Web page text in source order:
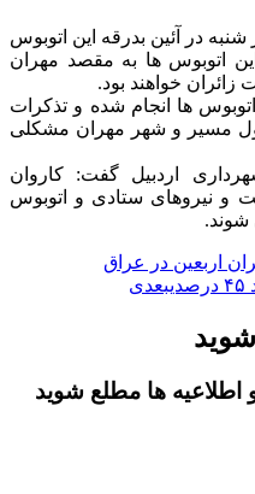
در آئین بدرقه این اتوبوس
این اتوبوس ها به مقصد مهران
ها انجام شده و تذکرات
مسیر و شهر مهران مشکلی
اردبیل گفت: کاروان
واحد گشت و نیروهای ستادی و اتوبوس
اربعین در عراق
بعدی
اطلاعیه ها مطلع شوید